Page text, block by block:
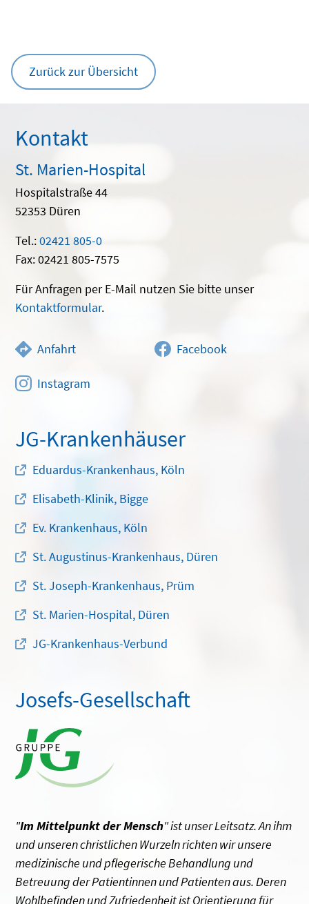
Zurück zur Übersicht
Kontakt
St. Marien-Hospital
Hospitalstraße 44
52353 Düren
Tel.:02421 805-0
Fax: 02421 805-7575
Für Anfragen per E-Mail nutzen Sie bitte unser
Kontaktformular.
Anfahrt Facebook
Instagram
JG-Krankenhäuser
Eduardus-Krankenhaus, Köln
Elisabeth-Klinik, Bigge
Ev. Krankenhaus, Köln
St. Augustinus-Krankenhaus, Düren
St. Joseph-Krankenhaus, Prüm
St. Marien-Hospital, Düren
JG-Krankenhaus-Verbund
Josefs-Gesellschaft
"Im Mittelpunkt der Mensch" ist unser Leitsatz. An ihm
und unseren christlichen Wurzeln richten wir unsere
medizinische und pflegerische Behandlung und
Betreuung der Patientinnen und Patienten aus. Deren
Wohlbefinden und Zufriedenheit ist Orientierung für